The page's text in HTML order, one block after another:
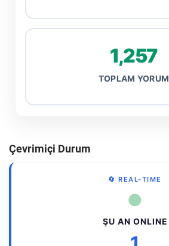
1,257
TOPLAM YORUM
Çevrimiçi Durum
🔄 REAL-TIME
●
ŞU AN ONLINE